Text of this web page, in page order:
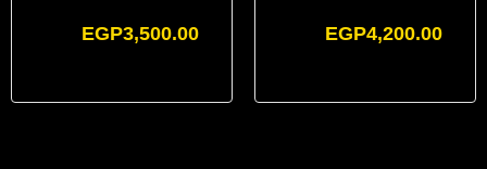
EGP4,200.00
EGP3,500.00